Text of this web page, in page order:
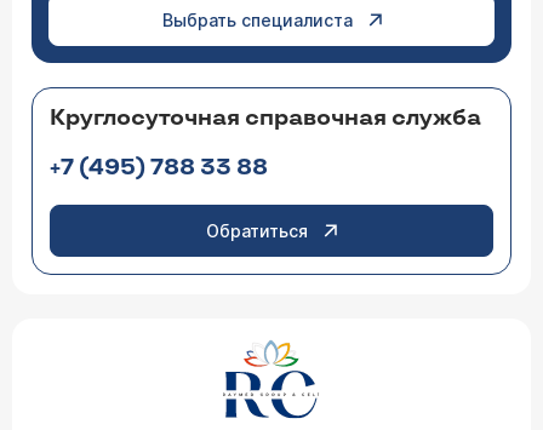
Выбрать специалиста
Круглосуточная справочная служба
+7 (495) 788 33 88
Обратиться